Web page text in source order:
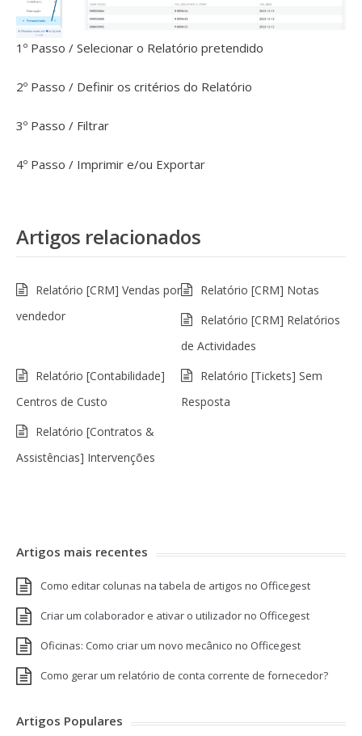
1º Passo / Selecionar o Relatório pretendido
2º Passo / Definir os critérios do Relatório
3º Passo / Filtrar
4º Passo / Imprimir e/ou Exportar
Artigos relacionados
Relatório [CRM] Vendas por
vendedor
Relatório [CRM] Notas
Relatório [CRM] Relatórios
de Actividades
Relatório [Contabilidade]
Centros de Custo
Relatório [Tickets] Sem
Resposta
Relatório [Contratos &
Assistências] Intervenções
Artigos mais recentes
Como editar colunas na tabela de artigos no Officegest
Criar um colaborador e ativar o utilizador no Officegest
Oficinas: Como criar um novo mecânico no Officegest
Como gerar um relatório de conta corrente de fornecedor?
Artigos Populares